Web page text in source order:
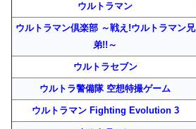
ウルトラマン
ウルトラマン倶楽部 ～戦え!ウルトラマン兄
弟!!～
ウルトラセブン
ウルトラ警備隊 空想特撮ゲーム
ウルトラマン Fighting Evolution 3